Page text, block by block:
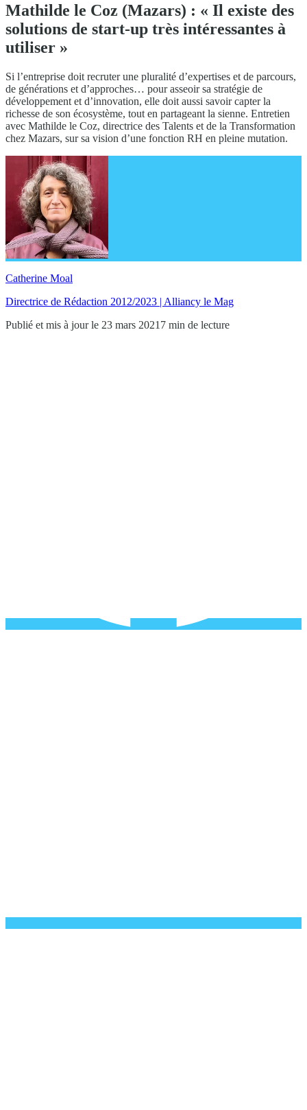
Mathilde le Coz (Mazars) : « Il existe des
solutions de start-up très intéressantes à
utiliser »
Si l’entreprise doit recruter une pluralité d’expertises et de parcours,
de générations et d’approches… pour asseoir sa stratégie de
développement et d’innovation, elle doit aussi savoir capter la
richesse de son écosystème, tout en partageant la sienne. Entretien
avec Mathilde le Coz, directrice des Talents et de la Transformation
chez Mazars, sur sa vision d’une fonction RH en pleine mutation.
Catherine Moal
Directrice de Rédaction 2012/2023 | Alliancy le Mag
Publié et mis à jour le 23 mars 2021 7 min de lecture